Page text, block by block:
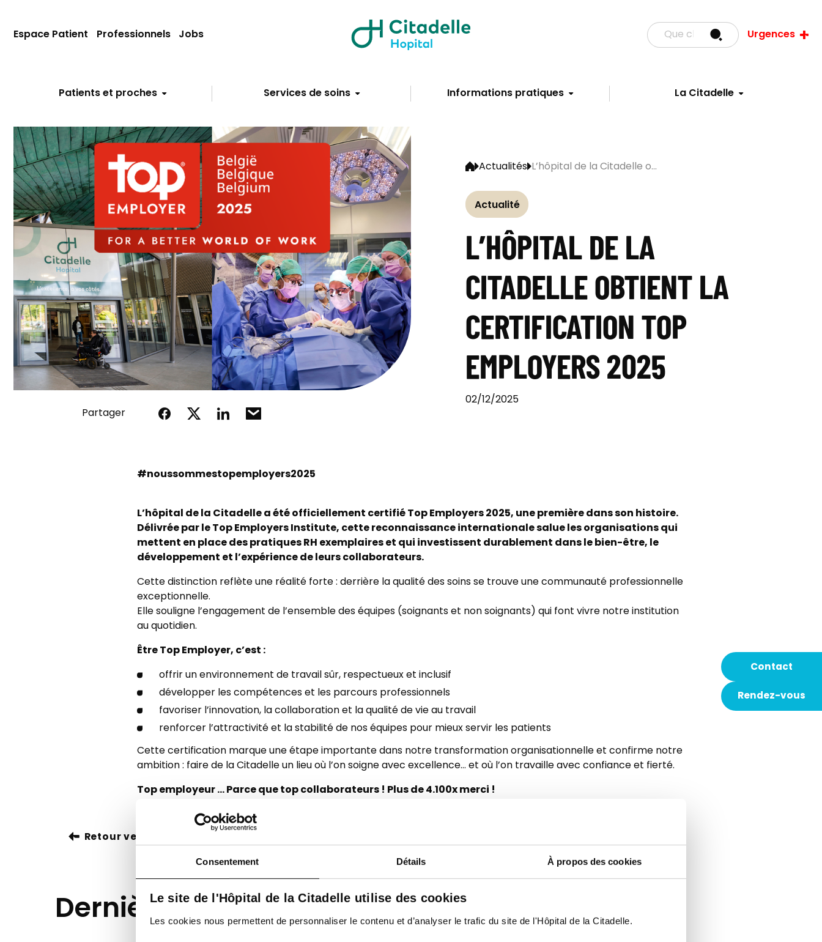
Consentement Détails À propos des cookies
Le site de l'Hôpital de la Citadelle utilise des cookies
Les cookies nous permettent de personnaliser le contenu et d’analyser le trafic du site de l'Hôpital de la Citadelle.
Patients et proches Services de soins Informations pratiques La Citadelle
Espace Patient Professionnels Jobs Urgences
Contact
Rendez-vous
Partager
Actualités L’hôpital de la Citadelle o...
Actualité
L’HÔPITAL DE LA
CITADELLE OBTIENT LA
CERTIFICATION TOP
EMPLOYERS 2025
02/12/2025
#noussommestopemployers2025
L’hôpital de la Citadelle a été officiellement certifié Top Employers 2025, une première dans son histoire.
Délivrée par le Top Employers Institute, cette reconnaissance internationale salue les organisations qui
mettent en place des pratiques RH exemplaires et qui investissent durablement dans le bien-être, le
développement et l’expérience de leurs collaborateurs.
Cette distinction reflète une réalité forte : derrière la qualité des soins se trouve une communauté professionnelle
exceptionnelle.
Elle souligne l’engagement de l’ensemble des équipes (soignants et non soignants) qui font vivre notre institution
au quotidien.
Être Top Employer, c’est :
offrir un environnement de travail sûr, respectueux et inclusif
développer les compétences et les parcours professionnels
favoriser l’innovation, la collaboration et la qualité de vie au travail
renforcer l’attractivité et la stabilité de nos équipes pour mieux servir les patients
Cette certification marque une étape importante dans notre transformation organisationnelle et confirme notre
ambition : faire de la Citadelle un lieu où l’on soigne avec excellence… et où l’on travaille avec confiance et fierté.
Top employeur … Parce que top collaborateurs ! Plus de 4.100x merci !
Retour vers toutes nos actualités
Dernières actualités